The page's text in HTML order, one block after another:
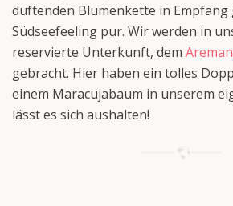
duftenden Blumenkette in Empfang
Südseefeeling pur. Wir werden in
reservierte Unterkunft, dem
gebracht. Hier haben ein tolles
einem Maracujabaum in unserem
lässt es sich aushalten!